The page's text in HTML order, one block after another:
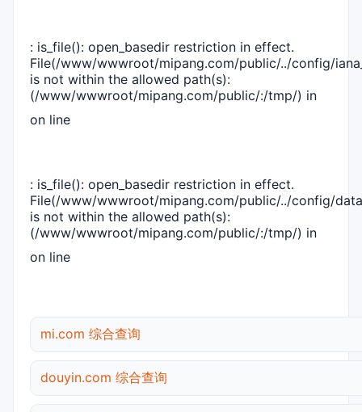
: is_file(): open_basedir restriction in effect.
File(/www/wwwroot/mipang.com/public/../config/
is not within the allowed path(s):
(/www/wwwroot/mipang.com/public/:/tmp/) in
on line
: is_file(): open_basedir restriction in effect.
File(/www/wwwroot/mipang.com/public/../config/
is not within the allowed path(s):
(/www/wwwroot/mipang.com/public/:/tmp/) in
on line
mi.com 综合查询
douyin.com 综合查询